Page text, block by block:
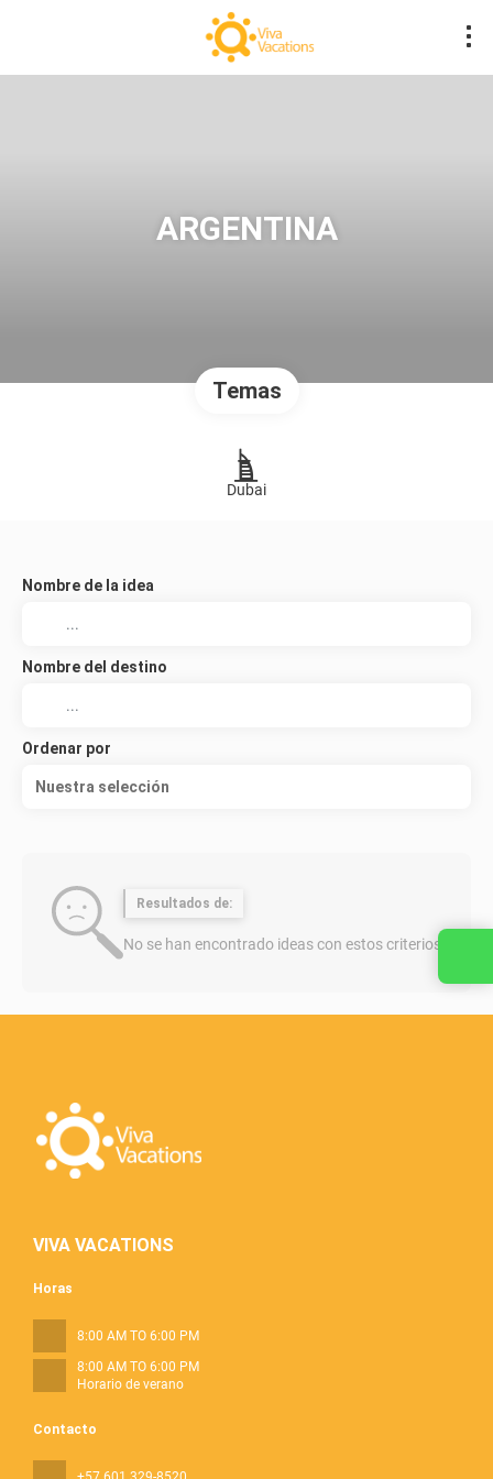
ARGENTINA
Temas
Dubai
Nombre de la idea
Nombre del destino
Ordenar por
Nuestra selección
Resultados de:
No se han encontrado ideas con estos criterios
VIVA VACATIONS
Contacto
Horas
8:00 AM TO 6:00 PM
8:00 AM TO 6:00 PM
Horario de verano